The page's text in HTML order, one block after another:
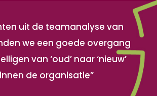
uit de teamanalyse van
we een goede overgang
van ‘oud’ naar ‘nieuw’
de organisatie”